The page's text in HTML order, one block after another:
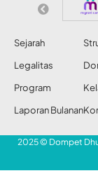
Sejarah
Legalitas
Program
Laporan Bulanan
2025 © Dompet